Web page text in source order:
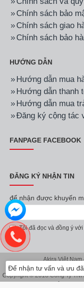
Chính sách bảo
Chính sách giao
Chính sách bảo
HƯỚNG DẪN
Hướng dẫn mua
Hướng dẫn thanh
Hướng dẫn mua
Đăng ký cộng tác
FANPAGE FACEBOOK
ĐĂNG KÝ NHẬN TIN
để nhận được khuyến
Tôi đã đọc và đồng ý
Akira Việt
Copyright © 2018 Công Ty
Để nhận tư vấn và ưu